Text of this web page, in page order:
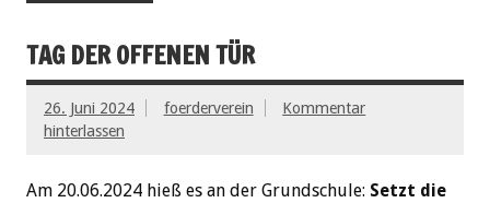
TAG DER OFFENEN TÜR
26. Juni 2024 foerderverein
Kommentar
hinterlassen
Am 20.06.2024 hieß es an der Grundschule: Setzt die